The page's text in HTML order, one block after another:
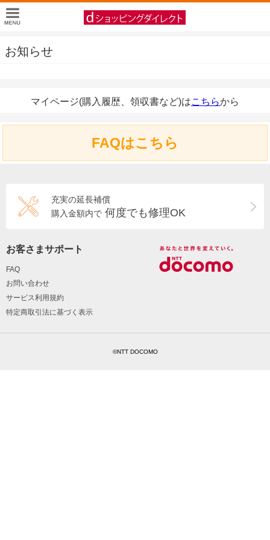
お知らせ
マイページ(購入履歴、領収書など)はこちらから
FAQはこちら
充実の延長補償
購入金額内で 何度でも修理OK
お客さまサポート
FAQ
お問い合わせ
サービス利用規約
特定商取引法に基づく表示
©NTT DOCOMO